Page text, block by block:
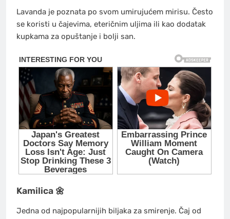
Lavanda je poznata po svom umirujućem mirisu. Često
se koristi u čajevima, eteričnim uljima ili kao dodatak
kupkama za opuštanje i bolji san.
Kamilica 🌼
Jedna od najpopularnijih biljaka za smirenje. Čaj od